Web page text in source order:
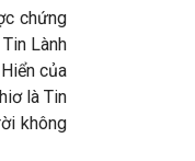
chứng
Lành
của
là Tin
không